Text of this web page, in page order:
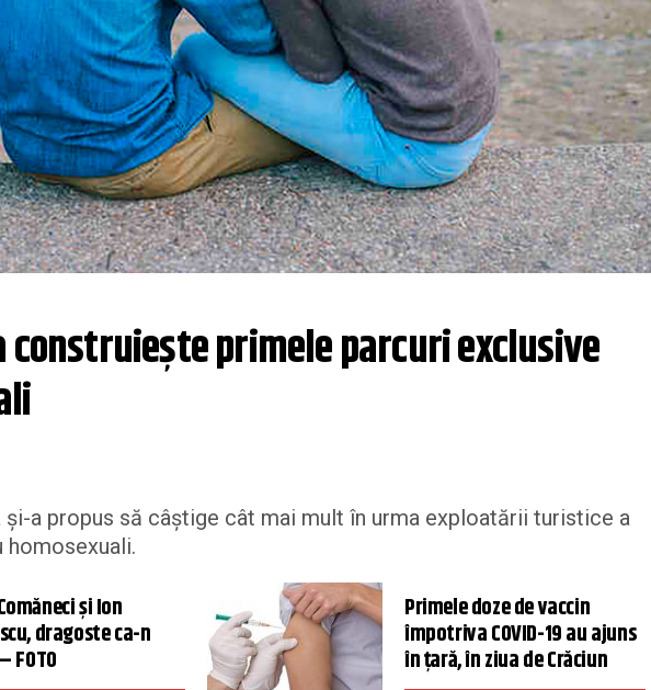
construiește primele parcuri exclusive
și-a propus să câștige cât mai mult în urma exploatării turistice a
şi Ion
dragoste ca-n
Primele doze de vaccin
împotriva COVID-19 au ajuns
în țară, în ziua de Crăciun